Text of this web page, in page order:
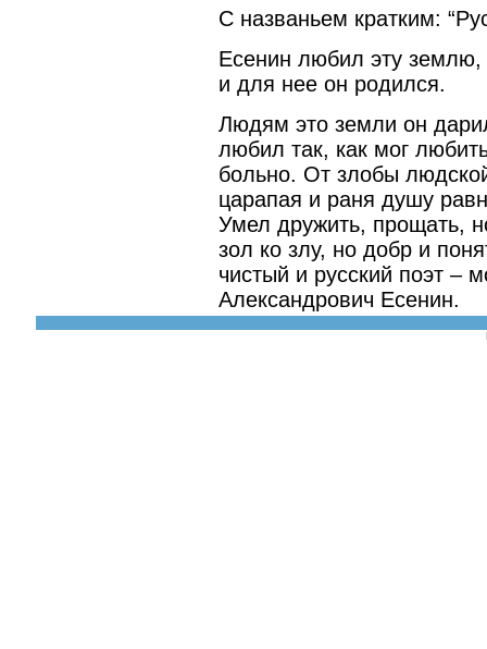
С названьем кратким:
Есенин любил эту
и для нее он родился.
Людям это земли он
любил так, как мог
больно. От злобы
царапая и раня душу
Умел дружить, прощать,
зол ко злу, но добр и
чистый и русский поэт –
Александрович Есенин.